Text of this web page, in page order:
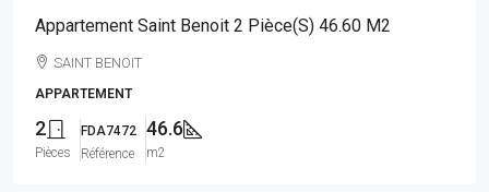
Appartement Saint Benoit 2 Pièce(s) 46.60 M2
SAINT BENOIT
APPARTEMENT
2
Pièces
FDA7472
Référence
46.6
m2